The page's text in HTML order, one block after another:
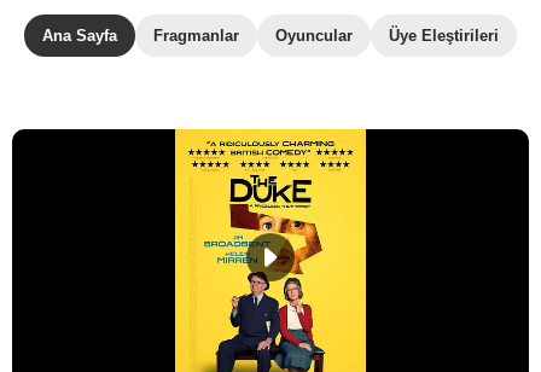
Ana Sayfa Fragmanlar Oyuncular Üye Eleştirileri